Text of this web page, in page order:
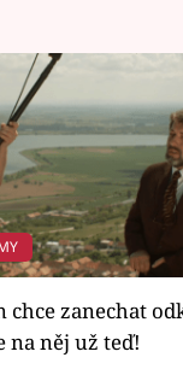
chce zanechat
na něj už teď!